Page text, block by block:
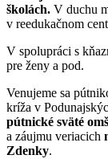
školách. V duchu
v reedukačnom
V spolupráci s
pre ženy a pod.
Venujeme sa
kríža v
pútnické sväté
a záujmu veriacich
Zdenky.